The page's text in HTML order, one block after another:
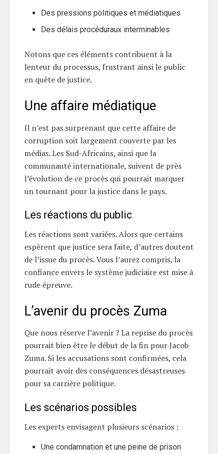
Des pressions politiques et médiatiques
Des délais procéduraux interminables
Notons que ces éléments contribuent à la
lenteur du processus, frustrant ainsi le public
en quête de justice.
Une affaire médiatique
Il n’est pas surprenant que cette affaire de
corruption soit largement couverte par les
médias. Les Sud-Africains, ainsi que la
communauté internationale, suivent de près
l’évolution de ce procès qui pourrait marquer
un tournant pour la justice dans le pays.
Les réactions du public
Les réactions sont variées. Alors que certains
espèrent que justice sera faite, d’autres doutent
de l’issue du procès. Vous l’aurez compris, la
confiance envers le système judiciaire est mise à
rude épreuve.
L’avenir du procès Zuma
Que nous réserve l’avenir ? La reprise du procès
pourrait bien être le début de la fin pour Jacob
Zuma. Si les accusations sont confirmées, cela
pourrait avoir des conséquences désastreuses
pour sa carrière politique.
Les scénarios possibles
Les experts envisagent plusieurs scénarios :
Une condamnation et une peine de prison